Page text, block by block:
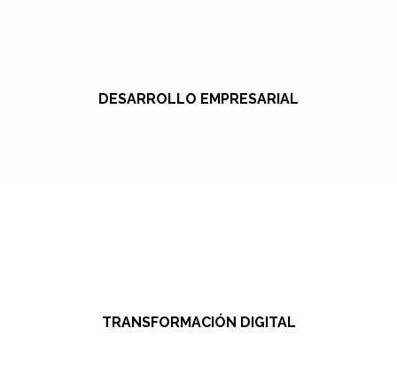
DESARROLLO EMPRESARIAL
TRANSFORMACIÓN DIGITAL